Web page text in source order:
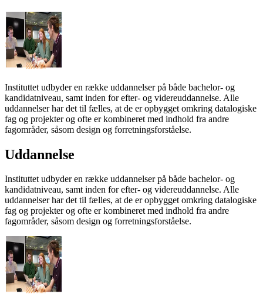
Instituttet udbyder en række uddannelser på både bachelor- og
kandidatniveau, samt inden for efter- og videreuddannelse. Alle
uddannelser har det til fælles, at de er opbygget omkring datalogiske
fag og projekter og ofte er kombineret med indhold fra andre
fagområder, såsom design og forretningsforståelse.
Uddannelse
Instituttet udbyder en række uddannelser på både bachelor- og
kandidatniveau, samt inden for efter- og videreuddannelse. Alle
uddannelser har det til fælles, at de er opbygget omkring datalogiske
fag og projekter og ofte er kombineret med indhold fra andre
fagområder, såsom design og forretningsforståelse.